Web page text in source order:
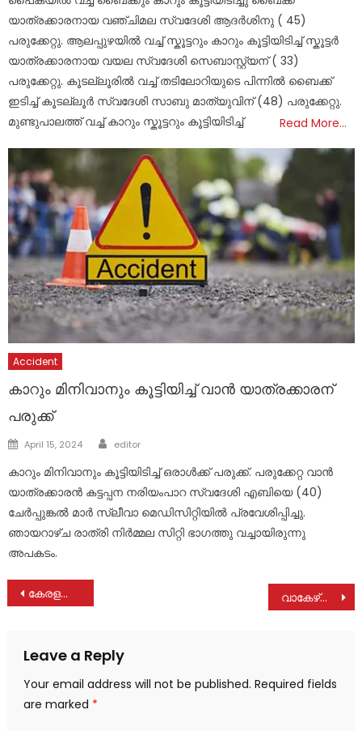
യാത്രക്കാരനായ വഞ്ചിമല സ്വദേശി ആദർശിനു ( 45)
പരുക്കേറ്റു. ആലപ്പുഴയിൽ വച്ച് സ്കൂട്ടറും കാറും കൂട്ടിയിടിച്ച് സ്കൂട്ടർ
യാത്രക്കാരനായ വയല സ്വദേശി സെബാസ്റ്റ്യന് ( 33)
പരുക്കേറ്റു. കൂടല്ലൂരിൽ വച്ച് തടിലോറിയുടെ പിന്നിൽ ബൈക്ക്
ഇടിച്ച് കൂടല്ലൂർ സ്വദേശി സാബു മാത്യുവിന് (48) പരുക്കേറ്റു.
മുണ്ടുപാലത്ത് വച്ച് കാറും സ്കൂട്ടറും കൂട്ടിയിടിച്ച്
Read More…
Accident
കാറും മിനിവാനും കൂട്ടിയിച്ച് വാൻ യാത്രക്കാരന്
പരുക്ക്
Posted
April 15, 2024 Author
editor
കാറും മിനിവാനും കൂട്ടിയിടിച്ച് ഒരാൾക്ക് പരുക്ക്. പരുക്കേറ്റ വാൻ
യാത്രക്കാരൻ കട്ടപ്പന നരിയംപാറ സ്വദേശി എബിയെ (40)
ചേർപ്പുങ്കൽ മാർ സ്ലീവാ മെഡിസിറ്റിയിൽ പ്രവേശിപ്പിച്ചു.
ഞായറാഴ്ച രാത്രി നിർമ്മല സിറ്റി ഭാഗത്തു വച്ചായിരുന്നു
അപകടം.
Post
കേരളത്തിൽ താമര വിരിഞ്ഞു ; തൃശൂർ എടുത്ത് സുരേഷ് ഗോപി വാകേഴ്‌സ് ക്ലബ്ബ് പഠനോപകരണങ്ങൾ വിതരണം ചെയ്തു
Leave a Reply
Your email address will not be published. Required fields
are marked *